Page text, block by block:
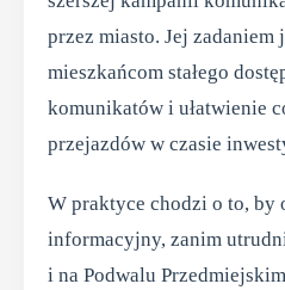
przez miasto. Jej zadaniem
mieszkańcom stałego
komunikatów i ułatwienie
przejazdów w czasie
W praktyce chodzi o to, by
informacyjny, zanim
i na Podwalu